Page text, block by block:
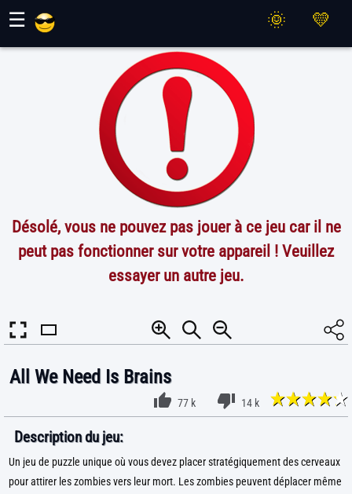
☰
Désolé, vous ne pouvez pas jouer à ce jeu car il ne
peut pas fonctionner sur votre appareil ! Veuillez
essayer un autre jeu.
All We Need Is Brains
77 k 14 k
Description du jeu:
Un jeu de puzzle unique où vous devez placer stratégiquement des cerveaux
pour attirer les zombies vers leur mort. Les zombies peuvent déplacer même